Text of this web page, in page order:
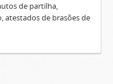
de partilha,
atestados de brasões de